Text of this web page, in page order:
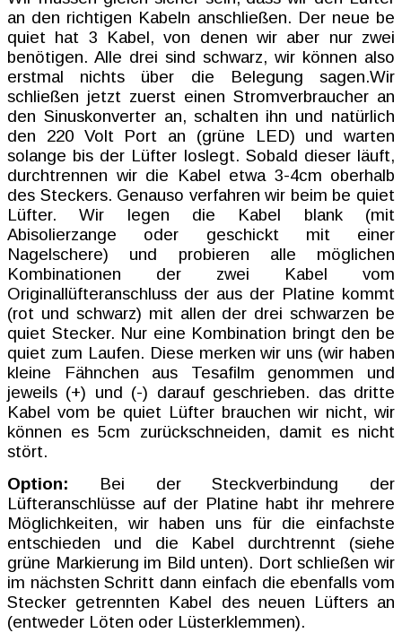
an den richtigen Kabeln anschließen. Der neue be
quiet hat 3 Kabel, von denen wir aber nur zwei
benötigen. Alle drei sind schwarz, wir können also
erstmal nichts über die Belegung sagen.Wir
schließen jetzt zuerst einen Stromverbraucher an
den Sinuskonverter an, schalten ihn und natürlich
den 220 Volt Port an (grüne LED) und warten
solange bis der Lüfter loslegt. Sobald dieser läuft,
durchtrennen wir die Kabel etwa 3-4cm oberhalb
des Steckers. Genauso verfahren wir beim be quiet
Lüfter. Wir legen die Kabel blank (mit
Abisolierzange oder geschickt mit einer
Nagelschere) und probieren alle möglichen
Kombinationen der zwei Kabel vom
Originallüfteranschluss der aus der Platine kommt
(rot und schwarz) mit allen der drei schwarzen be
quiet Stecker. Nur eine Kombination bringt den be
quiet zum Laufen. Diese merken wir uns (wir haben
kleine Fähnchen aus Tesafilm genommen und
jeweils (+) und (-) darauf geschrieben. das dritte
Kabel vom be quiet Lüfter brauchen wir nicht, wir
können es 5cm zurückschneiden, damit es nicht
stört.
Option: Bei der Steckverbindung der
Lüfteranschlüsse auf der Platine habt ihr mehrere
Möglichkeiten, wir haben uns für die einfachste
entschieden und die Kabel durchtrennt (siehe
grüne Markierung im Bild unten). Dort schließen wir
im nächsten Schritt dann einfach die ebenfalls vom
Stecker getrennten Kabel des neuen Lüfters an
(entweder Löten oder Lüsterklemmen).